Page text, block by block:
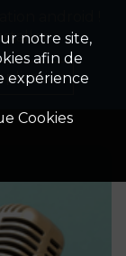
notre site,
afin de
expérience
Cookies